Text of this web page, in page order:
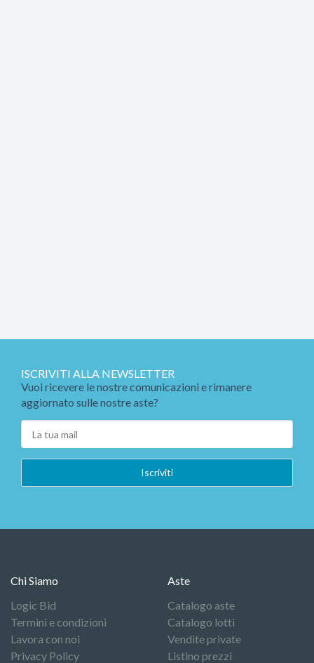
ISCRIVITI ALLA NEWSLETTER
Vuoi ricevere le nostre comunicazioni e rimanere
aggiornato sulle nostre aste?
Chi Siamo
Logic Bid
Termini e condizioni
Lavora con noi
Privacy Policy
Aste
Catalogo aste
Catalogo lotti
Vendite private
Listino prezzi